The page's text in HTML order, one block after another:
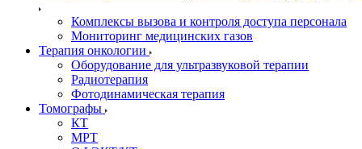
Комплексы вызова и контроля доступа персонала
Мониторинг медицинских газов
Терапия онкологии
Оборудование для ультразвуковой терапии
Радиотерапия
Фотодинамическая терапия
Томографы
КТ
МРТ